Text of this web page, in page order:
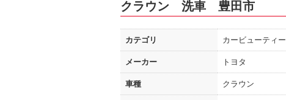
クラウン 洗車 豊田市
カテゴリ カービューティー
メーカー トヨタ
車種 クラウン